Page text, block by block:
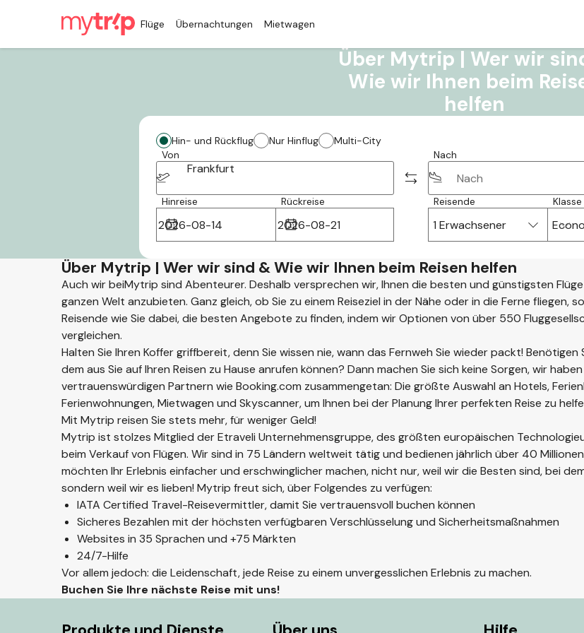
Flüge Übernachtungen Mietwagen
Über Mytrip | Wer wir
Wie wir Ihnen beim
helfen
Hin- und Rückflug Nur Hinflug
Multi-City
Von
Frankfurt
Nach
Hinreise Rückreise Reisende
1 Erwachsener
Klasse
Über Mytrip | Wer wir sind & Wie wir Ihnen beim Reisen helfen
Auch wir beiMytrip sind Abenteurer. Deshalb versprechen wir, Ihnen die besten und günstigsten
ganzen Welt anzubieten. Ganz gleich, ob Sie zu einem Reiseziel in der Nähe oder in die Ferne fliegen,
Reisende wie Sie dabei, die besten Angebote zu finden, indem wir Optionen von über 550
vergleichen.
Halten Sie Ihren Koffer griffbereit, denn Sie wissen nie, wann das Fernweh Sie wieder packt! Benötigen
dem aus Sie auf Ihren Reisen zu Hause anrufen können? Dann machen Sie sich keine Sorgen, wir
vertrauenswürdigen Partnern wie Booking.com zusammengetan: Die größte Auswahl an Hotels,
Ferienwohnungen, Mietwagen und Skyscanner, um Ihnen bei der Planung Ihrer perfekten Reise zu
Mit Mytrip reisen Sie stets mehr, für weniger Geld!
Mytrip ist stolzes Mitglied der Etraveli Unternehmensgruppe, des größten europäischen
beim Verkauf von Flügen. Wir sind in 75 Ländern weltweit tätig und bedienen jährlich über 40
möchten Ihr Erlebnis einfacher und erschwinglicher machen, nicht nur, weil wir die Besten sind, bei
sondern weil wir es lieben! Mytrip freut sich, über Folgendes zu verfügen:
IATA Certified Travel-Reisevermittler, damit Sie vertrauensvoll buchen können
Sicheres Bezahlen mit der höchsten verfügbaren Verschlüsselung und Sicherheitsmaßnahmen
Websites in 35 Sprachen und +75 Märkten
24/7-Hilfe
Vor allem jedoch: die Leidenschaft, jede Reise zu einem unvergesslichen Erlebnis zu machen.
Buchen Sie Ihre nächste Reise mit uns!